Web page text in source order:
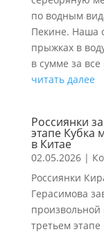
по водным
Пекине. Наша
прыжках в
в сумме за
читать далее
Россиянки
этапе Кубка
в Китае
02.05.2026|
Россиянки
Герасимова
произвольной
третьем